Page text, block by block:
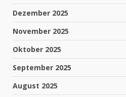
Dezember 2025
November 2025
Oktober 2025
September 2025
August 2025